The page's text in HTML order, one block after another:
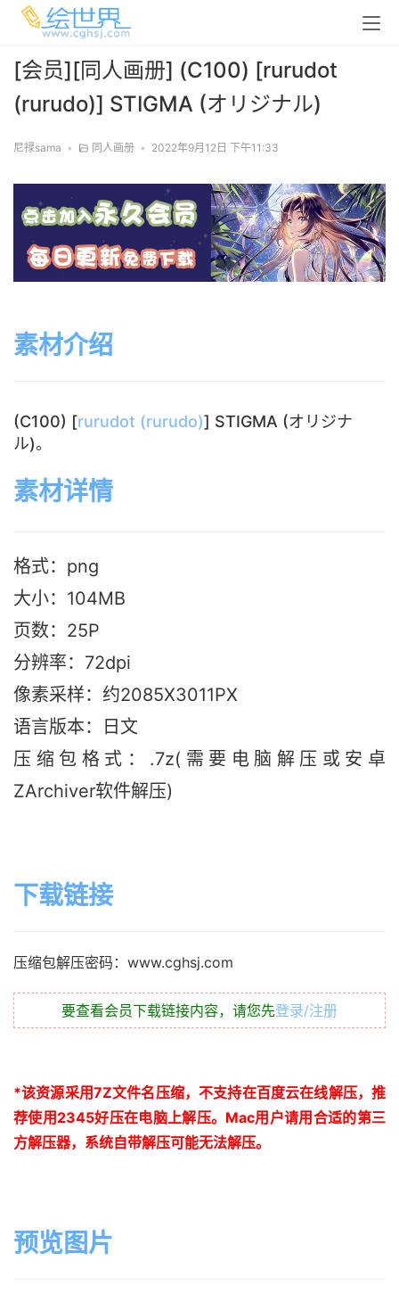
[会员][同人画册] (C100) [rurudot
(rurudo)] STIGMA (オリジナル)
尼禄sama • 同人画册 • 2022年9月12日 下午11:33
素材介绍
(C100) [rurudot (rurudo)] STIGMA (オリジナ
ル)。
素材详情
格式：png
大小：104MB
页数：25P
分辨率：72dpi
像素采样：约2085X3011PX
语言版本：日文
压缩包格式：.7z(需要电脑解压或安卓
ZArchiver软件解压)
下载链接
压缩包解压密码：www.cghsj.com
要查看会员下载链接内容，请您先登录/注册
*该资源采用7Z文件名压缩，不支持在百度云在线解压，推
荐使用2345好压在电脑上解压。 Mac用户请用合适的第三
方解压器，系统自带解压可能无法解压。
预览图片